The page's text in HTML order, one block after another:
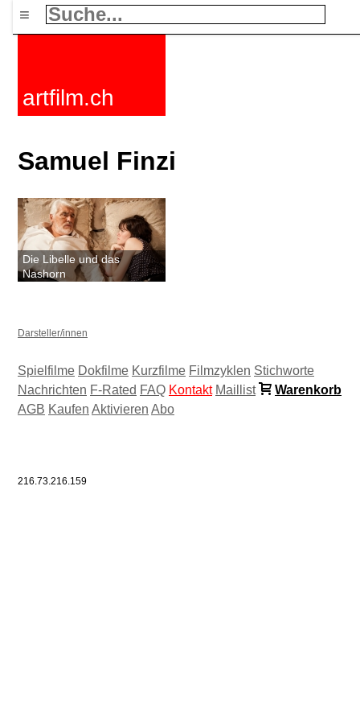
≡
artfilm.ch
Samuel Finzi
Die Libelle und das
Nashorn
Darsteller/innen
Spielfilme Dokfilme Kurzfilme Filmzyklen Stichworte
Nachrichten F-Rated FAQ Kontakt Maillist
Warenkorb
AGB Kaufen Aktivieren Abo
216.73.216.159